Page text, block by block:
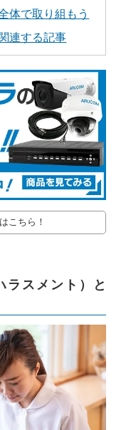
体で取り組もう
連する記事
こちら！
ラスメント）と